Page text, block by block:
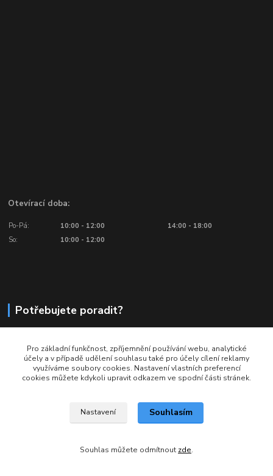
Otevírací doba:
Po-Pá: 10:00 - 12:00
14:00 - 18:00
So:
10:00 - 12:00
Potřebujete poradit?
Volejte: Po - Pá (10:00 - 18:00)
info@ragbyobchod.cz
Pro základní funkčnost, zpříjemnění používání webu, analytické
účely a v případě udělení souhlasu také pro účely cílení reklamy
využíváme soubory cookies. Nastavení vlastních preferencí
cookies můžete kdykoli upravit odkazem ve spodní části stránek.
Nastavení Souhlasím
Souhlas můžete odmítnout zde.